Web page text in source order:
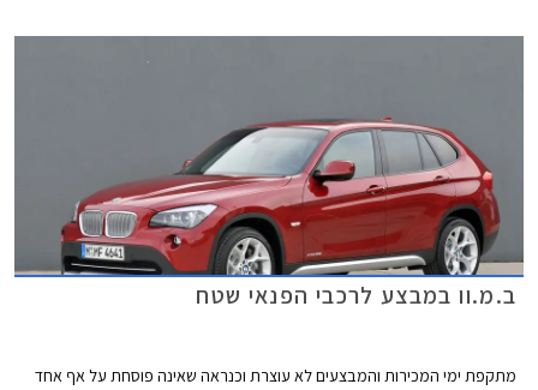
ב.מ.וו במבצע לרכבי הפנאי שטח
מתקפת ימי המכירות והמבצעים לא עוצרת וכנראה שאינה פוסחת על אף אחד